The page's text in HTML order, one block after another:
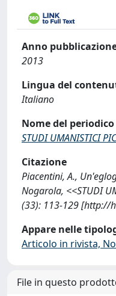
Anno
2013
Lingua del
Italiano
Nome del periodico
STUDI UMANISTICI
Citazione
Piacentini, A.,
Nogarola, <<STUDI
(33): 113-129 [http://
Appare nelle
Articolo in rivista,
File in questo